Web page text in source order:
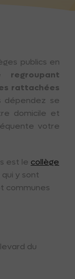
publics en
regroupant
rattachées
dépendez se
domicile et
votre
est le collège
y sont
communes
du